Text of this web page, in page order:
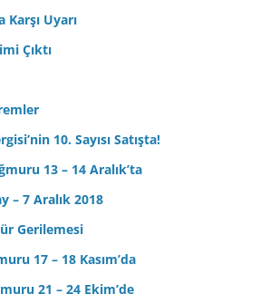
Karşı Uyarı
Çıktı
10. Sayısı Satışta!
13 – 14 Aralık’ta
– 7 Aralık 2018
Gerilemesi
17 – 18 Kasım’da
21 – 24 Ekim’de